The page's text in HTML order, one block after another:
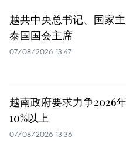
越共中央总书记、国家
泰国国会主席
07/08/2026 13:47
越南政府要求力争2026
10%以上
07/08/2026 13:36